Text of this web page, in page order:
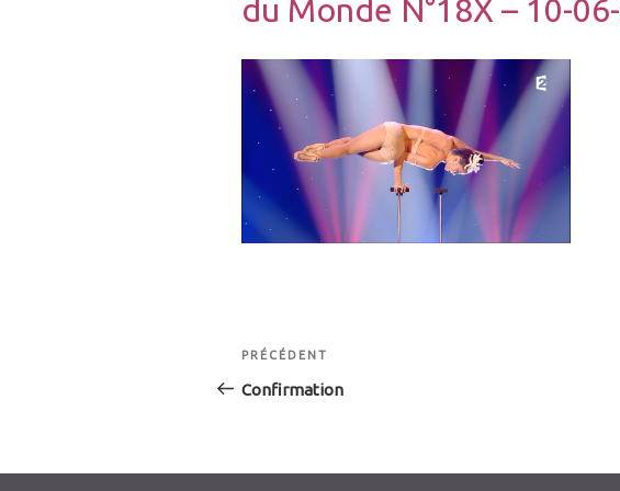
du Monde N°18X – 10-
Navigation
de
Article
précédent
PRÉCÉDENT
Confirmation